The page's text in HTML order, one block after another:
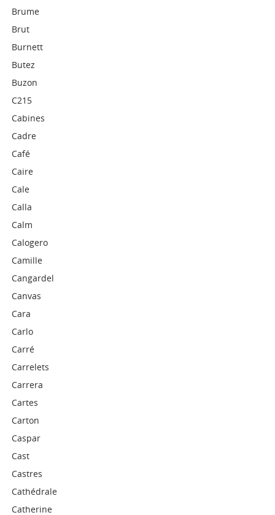
Brume
Brut
Burnett
Butez
Buzon
C215
Cabines
Cadre
Café
Caire
Cale
Calla
Calm
Calogero
Camille
Cangardel
Canvas
Cara
Carlo
Carré
Carrelets
Carrera
Cartes
Carton
Caspar
Cast
Castres
Cathédrale
Catherine